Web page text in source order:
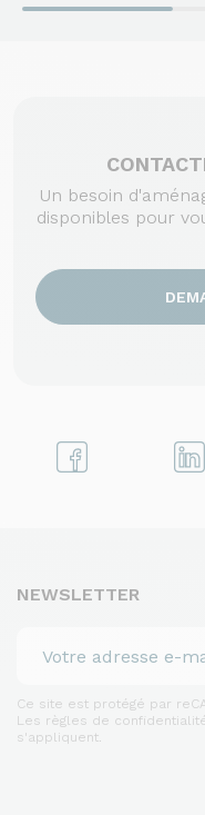
Un besoin
disponibles pour
NEWSLETTER
Ce site est protégé par
Les règles de
s'appliquent.